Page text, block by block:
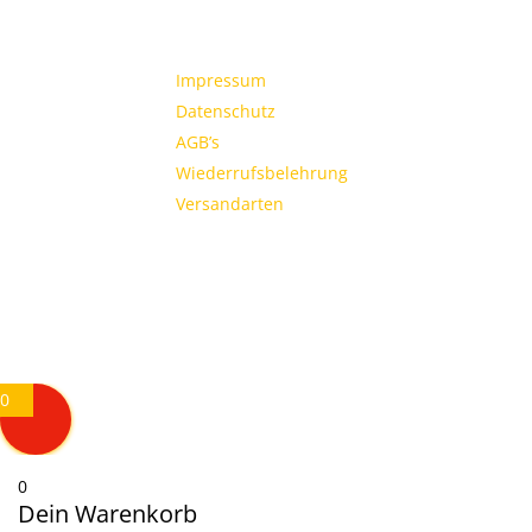
Impressum
Datenschutz
AGB’s
Wiederrufsbelehrung
Versandarten
0
0
Dein Warenkorb